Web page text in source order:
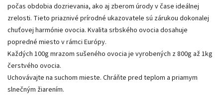
počas obdobia dozrievania, ako aj zberom úrody v čase ideálnej
zrelosti. Tieto priaznivé prírodné ukazovatele sú zárukou dokonalej
chuťovej harmónie ovocia. Kvalita srbského ovocia dosahuje
popredné miesto v rámci Európy.
Každých 100g mrazom sušeného ovocia je vyrobených z 800g až 1kg
čerstvého ovocia.
Uchovávajte na suchom mieste. Chráňte pred teplom a priamym
slnečným žiarením.